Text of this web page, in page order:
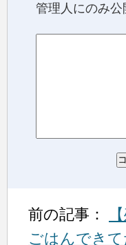
管理人にのみ公
前の記事：
ごはんできて